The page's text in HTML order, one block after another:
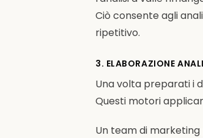
Ciò consente agli
ripetitivo.
3. ELABORAZIONE
Una volta preparati i
Questi motori
Un team di